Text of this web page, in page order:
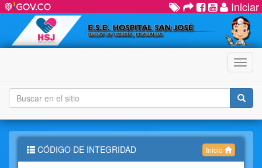
Iniciar
Menú
CÓDIGO DE INTEGRIDAD Inicio